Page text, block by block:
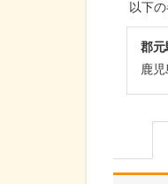
以下
郡元
鹿